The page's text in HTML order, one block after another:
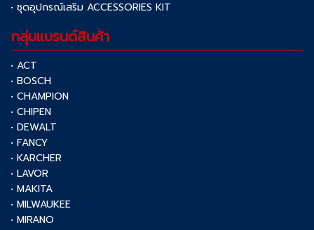
• ชุดอุปกรณ์เสริม ACCESSORIES KIT
กลุ่มแบรนด์สินค้า
• ACT
• BOSCH
• CHAMPION
• CHIPEN
• DEWALT
• FANCY
• KARCHER
• LAVOR
• MAKITA
• MILWAUKEE
• MIRANO